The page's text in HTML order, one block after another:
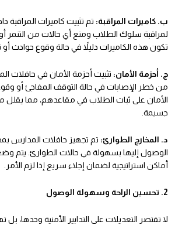
ب. كاميرات المراقبة: تم تثبيت كاميرات المراقبة
لمراقبة سلوك الطلاب ومنع أي حالات من التنمر
تكون هذه الكاميرات دليلاً في حالة وقوع حوادث أو
ج. أحزمة الأمان: تثبيت أحزمة الأمان في حافلات
من خطر الإصابات في حالة التوقف المفاجئ أو
الأمان على ثبات الطلاب في مقاعدهم، مما
جسيمة.
د. المخارج الطوارئ: تم تجهيز حافلات المدارس
الوصول إليها بسهولة في حالات الطوارئ. يتم
أماكن استراتيجية لضمان إجلاء سريع إذا لزم الأمر.
2. تحسين الراحة وسهولة الوصول
لا تقتصر التعديلات على التدابير الأمنية وحدها،